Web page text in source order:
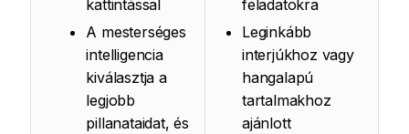
kattintással
A mesterséges
intelligencia
kiválasztja a
legjobb
pillanataidat, és
feladatokra
Leginkább
interjúkhoz vagy
hangalapú
tartalmakhoz
ajánlott